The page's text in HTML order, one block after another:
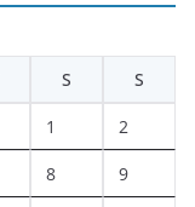
S S
1 2
8 9